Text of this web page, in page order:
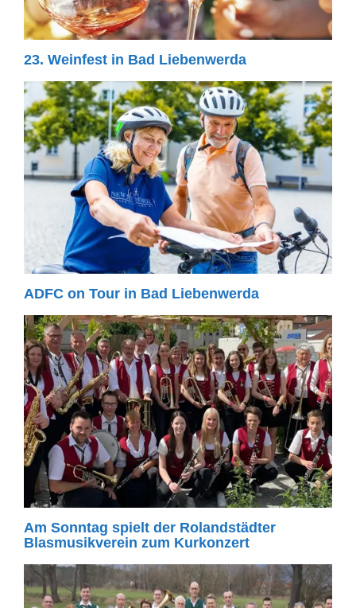
23. Weinfest in Bad Liebenwerda
ADFC on Tour in Bad Liebenwerda
Am Sonntag spielt der Rolandstädter
Blasmusikverein zum Kurkonzert